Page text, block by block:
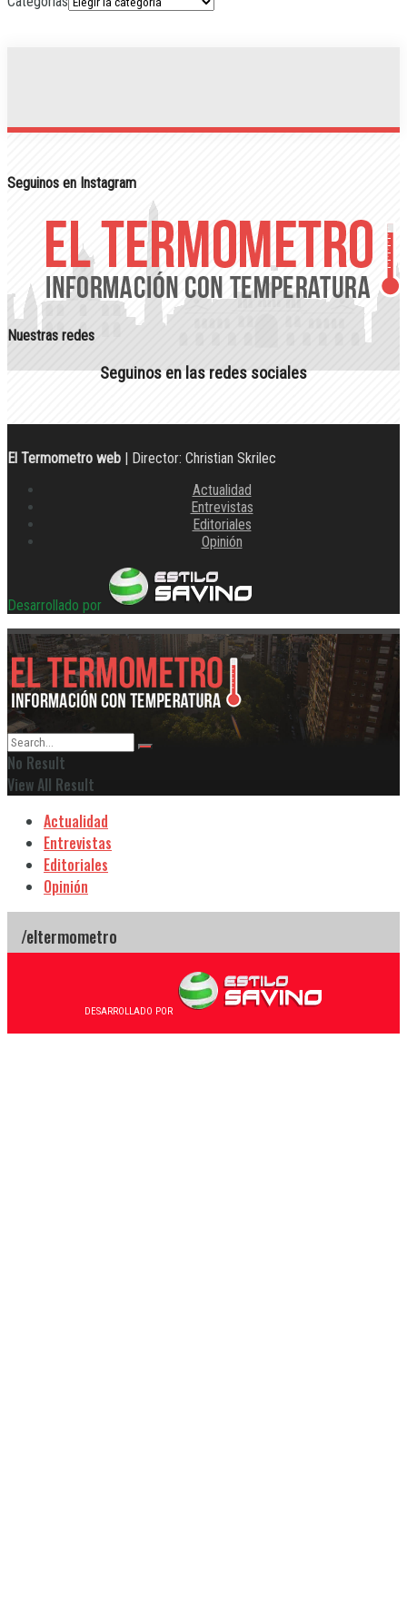
Seguinos en Instagram
Nuestras redes
Seguinos en las redes sociales
El Termometro web | Director: Christian Skrilec
Actualidad
Entrevistas
Editoriales
Opinión
Desarrollado por
No Result
View All Result
Actualidad
Entrevistas
Editoriales
Opinión
DESARROLLADO POR